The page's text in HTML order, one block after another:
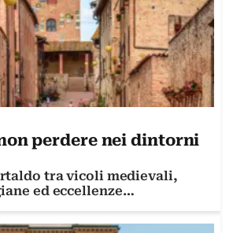
perdere nei dintorni
tra vicoli medievali,
ed eccellenze